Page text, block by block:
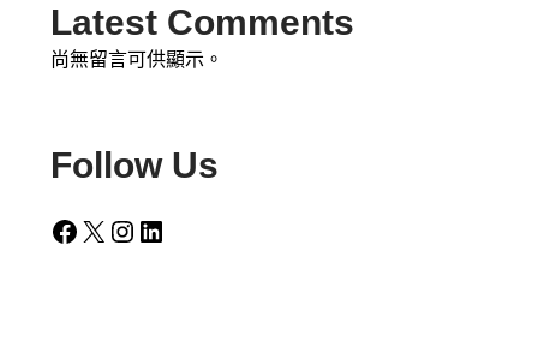
Latest Comments
尚無留言可供顯示。
Follow Us
Facebook X Instagram LinkedIn